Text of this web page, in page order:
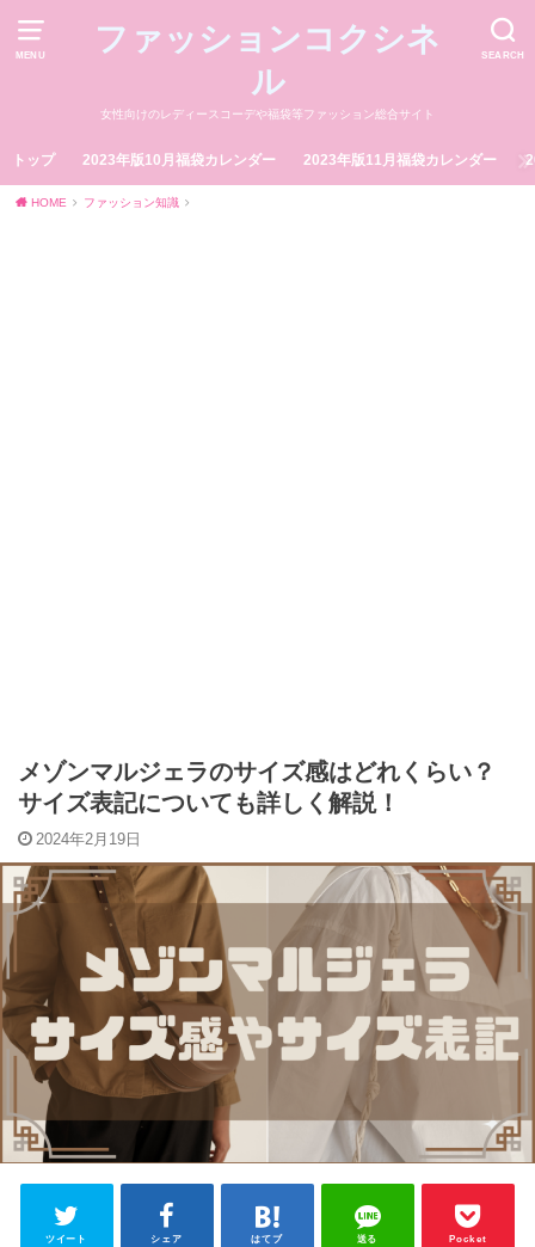
MENU SEARCH
ファッションコクシネ
ル
女性向けのレディースコーデや福袋等ファッション総合サイト
トップ 2023年版10月福袋カレンダー 2023年版11月福袋カレンダー
HOME ファッション知識
メゾンマルジェラのサイズ感はどれくらい？
サイズ表記についても詳しく解説！
2024年2月19日
ツイート シェア はてブ 送る Pocket